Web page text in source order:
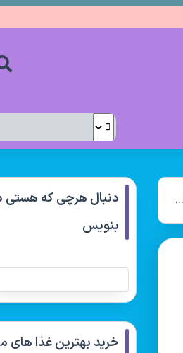
دنبال هرچی که هستی
بنویس
خرید بهترین غذا های